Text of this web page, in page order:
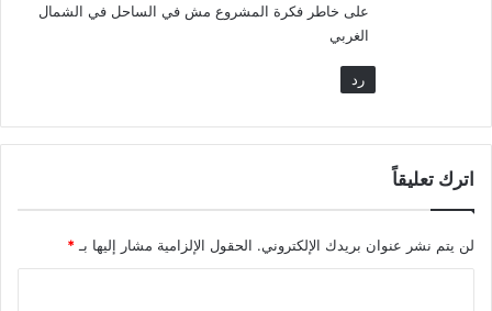
على خاطر فكرة المشروع مش في الساحل في الشمال
الغربي
رد
اترك تعليقاً
لن يتم نشر عنوان بريدك الإلكتروني. الحقول الإلزامية مشار إليها بـ *